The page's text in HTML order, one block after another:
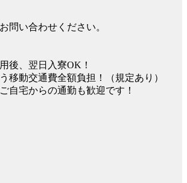
問い合わせください。
後、翌日入寮OK！
移動交通費全額負担！（規定あり）
自宅からの通勤も歓迎です！